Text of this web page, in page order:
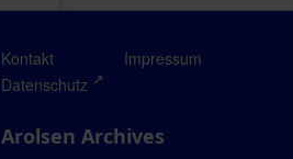
Kontakt
Impressum
Datenschutz
Arolsen Archives